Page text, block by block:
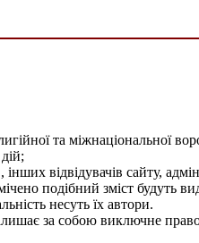
та міжнаціональної
відвідувачів сайту,
подібний зміст будуть
несуть їх автори.
за собою виключне